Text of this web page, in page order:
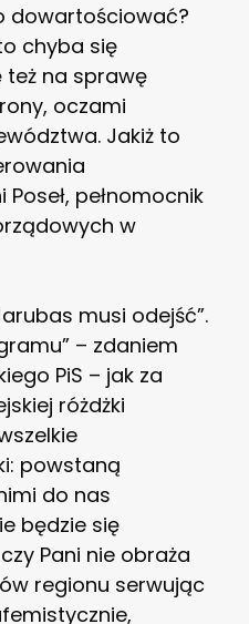
dowartościować?
chyba się
też na sprawę
oczami
Jakiż to
pełnomocnik
w
musi odejść”.
– zdaniem
PiS – jak za
różdżki
powstaną
do nas
będzie się
czy Pani nie obraża
regionu serwując